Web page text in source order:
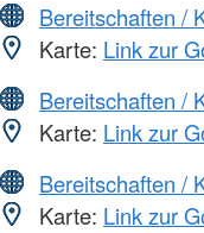
Bereitschaften /
Karte: Link zur
Bereitschaften /
Karte: Link zur
Bereitschaften /
Karte: Link zur